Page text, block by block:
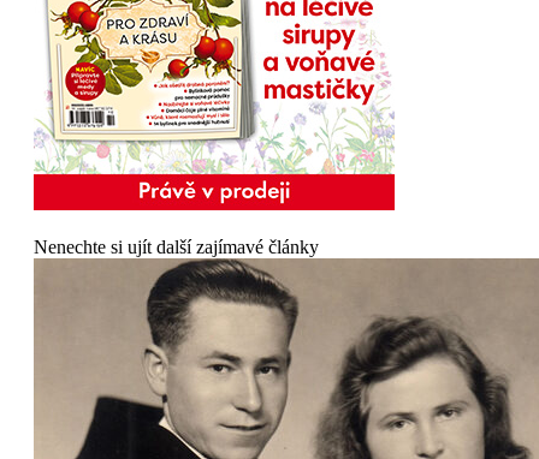
Nenechte si ujít další zajímavé články